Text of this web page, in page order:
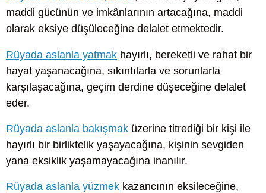
maddi gücünün ve imkânlarının artacağına, maddi
olarak eksiye düşüleceğine delalet etmektedir.
Rüyada aslanla yatmak hayırlı, bereketli ve rahat bir
hayat yaşanacağına, sıkıntılarla ve sorunlarla
karşılaşacağına, geçim derdine düşeceğine delalet
eder.
Rüyada aslanla bakışmak üzerine titrediği bir kişi ile
hayırlı bir birliktelik yaşayacağına, kişinin sevgiden
yana eksiklik yaşamayacağına inanılır.
Rüyada aslanla yüzmek kazancının eksileceğine,